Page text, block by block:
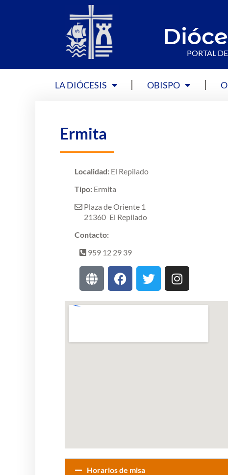
PORTAL
LA DIÓCESIS OBISPO
Ermita
Localidad: El Repilado
Tipo: Ermita
Plaza de Oriente 1
21360 El Repilado
Contacto:
959 12 29 39
Horarios de misa